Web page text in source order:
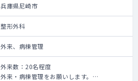
領域を活かして携わります。
各案件にそれぞれの担当がアサインされます
が、MDには具体的には以下のような業務をお
任せします。
・製薬企業の考えるニーズに応じたリサーチ
クエスチョンの考案、研究計画・解析計画の
作成
・医学的視点でのデータ抽出業務の支援（デ
兵庫県尼崎市
整形外科
外来、病棟管理
外来数：20名程度
外来・病棟管理をお願いします。